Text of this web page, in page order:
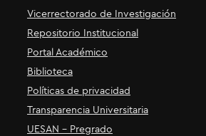
Vicerrectorado de Investigación
Repositorio Institucional
Portal Académico
Biblioteca
Políticas de privacidad
Transparencia Universitaria
UESAN - Pregrado